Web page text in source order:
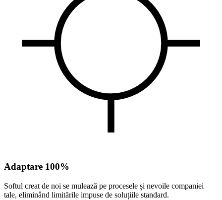
Adaptare 100%
Softul creat de noi se mulează pe procesele și nevoile companiei
tale, eliminând limitările impuse de soluțiile standard.